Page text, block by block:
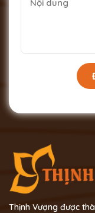
Thịnh Vượng được